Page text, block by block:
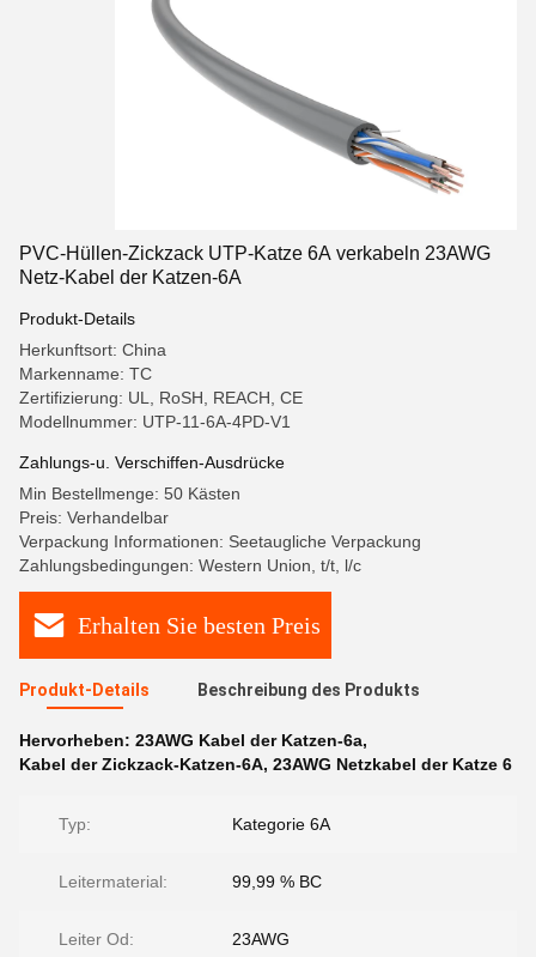
PVC-Hüllen-Zickzack UTP-Katze 6A verkabeln 23AWG
Netz-Kabel der Katzen-6A
Produkt-Details
Herkunftsort: China
Markenname: TC
Zertifizierung: UL, RoSH, REACH, CE
Modellnummer: UTP-11-6A-4PD-V1
Zahlungs-u. Verschiffen-Ausdrücke
Min Bestellmenge: 50 Kästen
Preis: Verhandelbar
Verpackung Informationen: Seetaugliche Verpackung
Zahlungsbedingungen: Western Union, t/t, l/c
Erhalten Sie besten Preis
Produkt-Details Beschreibung des Produkts
Hervorheben: 23AWG Kabel der Katzen-6a,
Kabel der Zickzack-Katzen-6A, 23AWG Netzkabel der Katze 6
Typ: Kategorie 6A
Leitermaterial: 99,99 % BC
Leiter Od: 23AWG